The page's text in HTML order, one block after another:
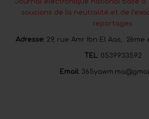
Journal électronique national basé à
soucions de la neutralité et de
reportages.
Adresse: 29, rue Amr Ibn El Aas, 2ème
TEL: 0539933592
Email: